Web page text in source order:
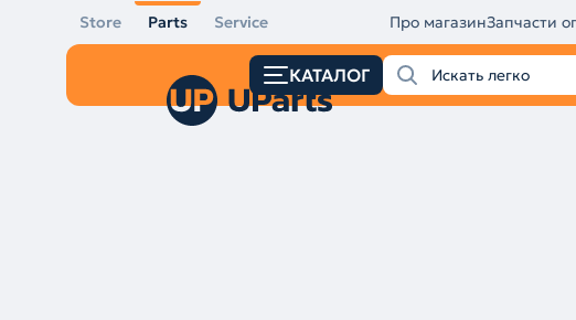
Store Parts Service Про магазинЗапчасти
КАТАЛОГ